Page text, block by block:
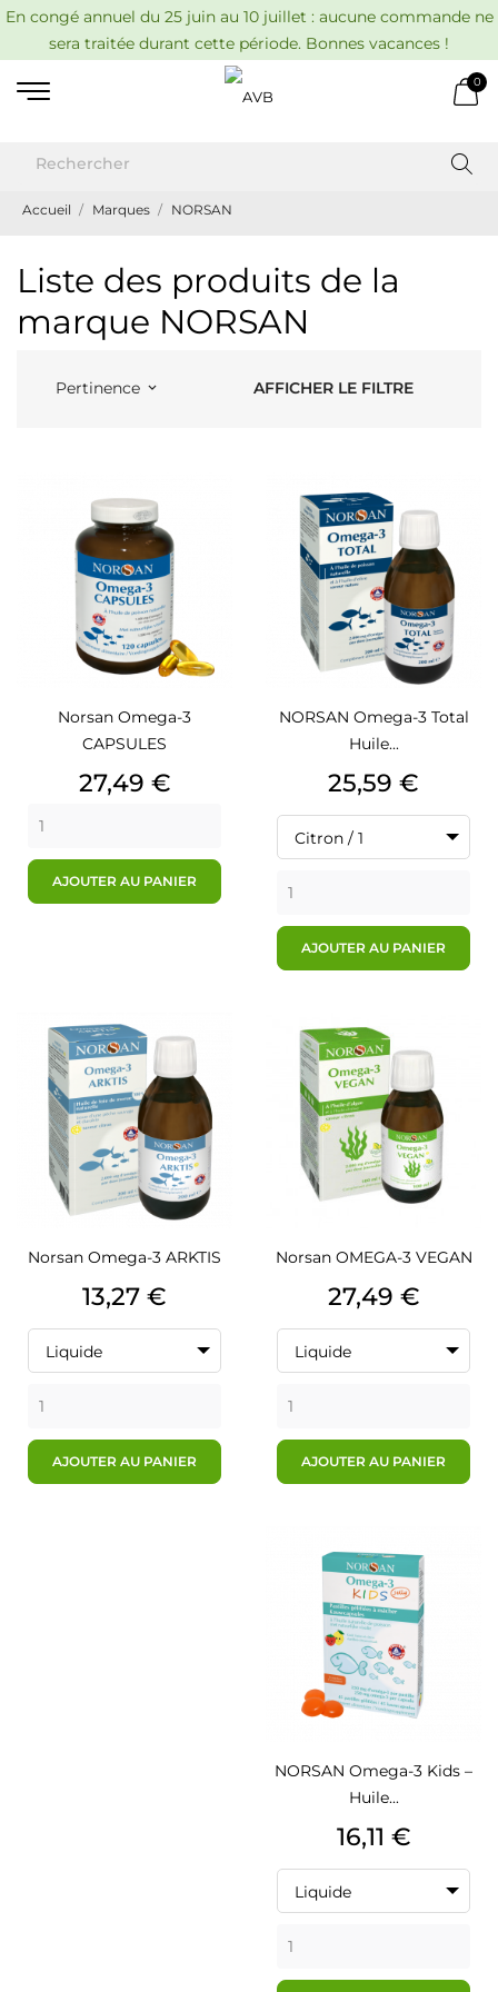
En congé annuel du 25 juin au 10 juillet : aucune commande ne
sera traitée durant cette période. Bonnes vacances !
0
Accueil Marques NORSAN
Liste des produits de la
marque NORSAN
Pertinence keyboard_arrow_down AFFICHER LE FILTRE
Norsan Omega-3
CAPSULES
Prix
27,49 €
AJOUTER AU PANIER
NORSAN Omega-3 Total
Huile...
Prix
25,59 €
Citron / 1
AJOUTER AU PANIER
Norsan Omega-3 ARKTIS
Prix
13,27 €
Liquide
AJOUTER AU PANIER
Norsan OMEGA-3 VEGAN
Prix
27,49 €
Liquide
AJOUTER AU PANIER
NORSAN Omega-3 Kids –
Huile...
Prix
16,11 €
Liquide